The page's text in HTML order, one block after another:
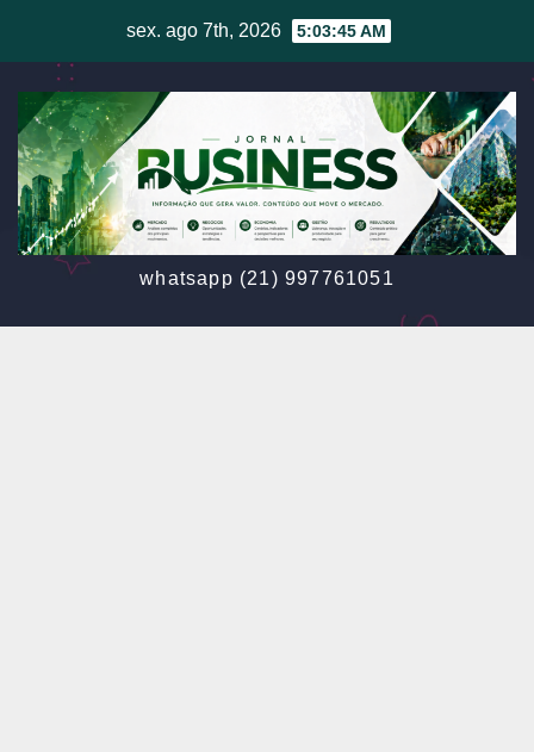
content
sex. ago 7th, 2026 5:03:48 AM
whatsapp (21) 997761051